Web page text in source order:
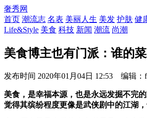
奢秀网
首页 潮流志 名表 美丽人生 美发 护肤 健
Life&Style 美食 科技 新闻 潮流 尚潮
美食博主也有门派：谁的
发布时间 2020年01月04日 12:53 编辑
美食，是幸福本源，也是永远发掘不完
觉得其缤纷程度更像是武侠剧中的江湖，